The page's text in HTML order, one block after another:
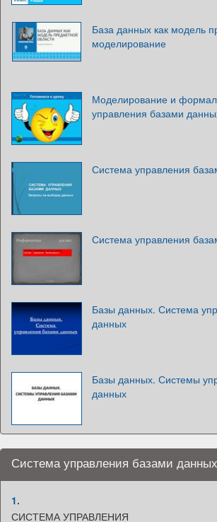
База данных как модель
моделирование
Моделирование и
управления базами
Система управления
Система управления
Базы данных. Система
данных
Базы данных. Системы
данных
Система управления базами данных
1.
СИСТЕМА УПРАВЛЕНИЯ